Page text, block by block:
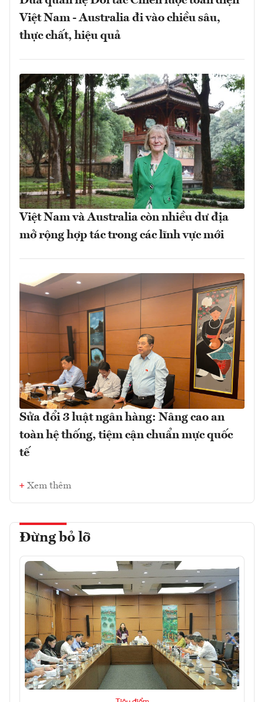
Việt Nam - Australia đi vào chiều sâu,
thực chất, hiệu quả
Việt Nam và Australia còn nhiều dư địa
mở rộng hợp tác trong các lĩnh vực mới
Sửa đổi 3 luật ngân hàng: Nâng cao an
toàn hệ thống, tiệm cận chuẩn mực quốc
tế
Xem thêm
Đừng bỏ lỡ